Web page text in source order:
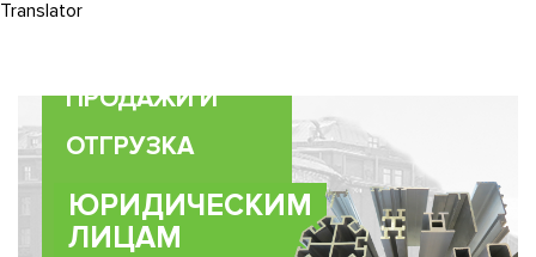
ПРОДАЖИ И
ОТГРУЗКА
ЮРИДИЧЕСКИМ
ЛИЦАМ
Translator